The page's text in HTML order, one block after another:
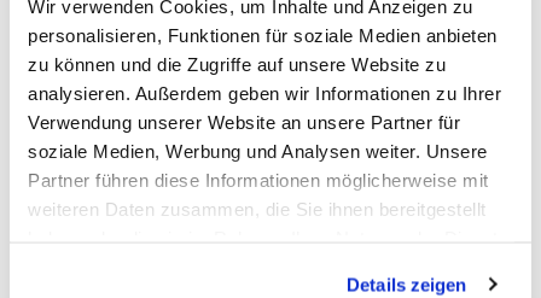
Wir verwenden Cookies, um Inhalte und Anzeigen zu
personalisieren, Funktionen für soziale Medien anbieten
zu können und die Zugriffe auf unsere Website zu
analysieren. Außerdem geben wir Informationen zu Ihrer
Verwendung unserer Website an unsere Partner für
soziale Medien, Werbung und Analysen weiter. Unsere
Partner führen diese Informationen möglicherweise mit
weiteren Daten zusammen, die Sie ihnen bereitgestellt
Details zeigen